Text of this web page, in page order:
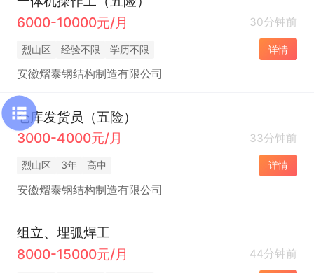
6000-10000元/月
30分钟前
烈山区 经验不限 学历不限 详情
安徽熠泰钢结构制造有限公司
仓库发货员（五险）
3000-4000元/月
33分钟前
烈山区 3年 高中 详情
安徽熠泰钢结构制造有限公司
组立、埋弧焊工
8000-15000元/月
44分钟前